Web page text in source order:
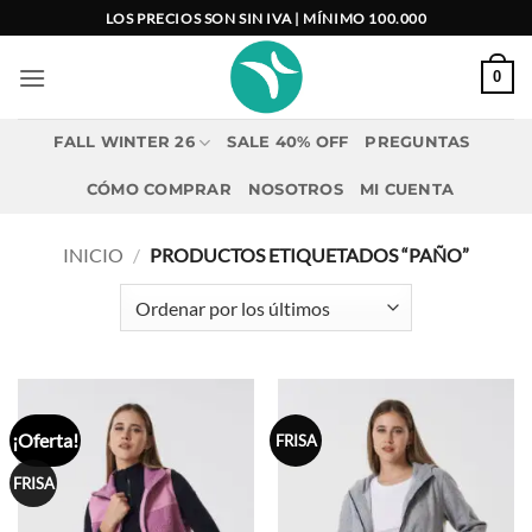
al
contenido
LOS PRECIOS SON SIN IVA | MÍNIMO 100.000
0
FALL WINTER 26 SALE 40% OFF PREGUNTAS
CÓMO COMPRAR NOSOTROS MI CUENTA
INICIO / PRODUCTOS ETIQUETADOS “PAÑO”
¡Oferta!
FRISA
FRISA